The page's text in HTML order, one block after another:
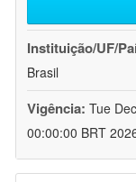
Instituição/UF/
Brasil
Vigência: Tue
00:00:00 BRT